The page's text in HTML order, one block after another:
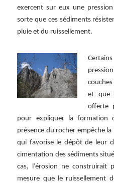
exercent sur eux une
sorte que ces sédiments
pluie et du ruissellement.
et que
offerte
pour expliquer la formation
présence du rocher empêche
qui favorise le dépôt de leur
cimentation des sédiments
cas, l’érosion ne construirait
mesure que le ruissellement